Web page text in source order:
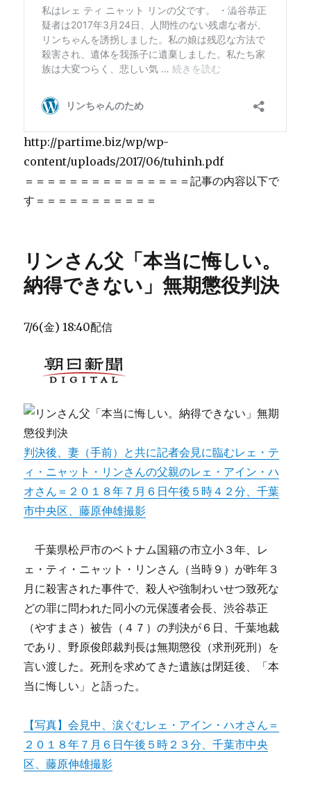
http://partime.biz/wp/wp-
content/uploads/2017/06/tuhinh.pdf
＝＝＝＝＝＝＝＝＝＝＝＝＝＝＝記事の内容以下で
す＝＝＝＝＝＝＝＝＝＝＝
リンさん父「本当に悔しい。
納得できない」無期懲役判決
7/6(金) 18:40配信
判決後、妻（手前）と共に記者会見に臨むレェ・テ
ィ・ニャット・リンさんの父親のレェ・アイン・ハ
オさん＝２０１８年７月６日午後５時４２分、千葉
市中央区、藤原伸雄撮影
千葉県松戸市のベトナム国籍の市立小３年、レ
ェ・ティ・ニャット・リンさん（当時９）が昨年３
月に殺害された事件で、殺人や強制わいせつ致死な
どの罪に問われた同小の元保護者会長、渋谷恭正
（やすまさ）被告（４７）の判決が６日、千葉地裁
であり、野原俊郎裁判長は無期懲役（求刑死刑）を
言い渡した。死刑を求めてきた遺族は閉廷後、「本
当に悔しい」と語った。
【写真】会見中、涙ぐむレェ・アイン・ハオさん＝
２０１８年７月６日午後５時２３分、千葉市中央
区、藤原伸雄撮影